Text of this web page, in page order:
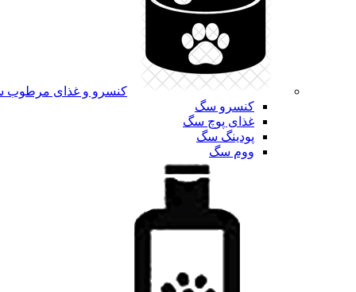
کنسرو و غذای
کنسرو سگ
غذای پوچ سگ
پودینگ سگ
ووم سگ